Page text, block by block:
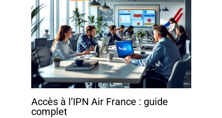
Accès à l’IPN Air France : guide
complet